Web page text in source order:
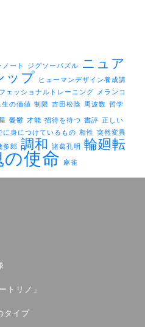
ノート ジグソーパズル
ニュア
ップ
ヒューマンデザイン養成講
ェッショナルトレーニング
メランコ
生の価値 制限 吉田松陰 周波数 哲学
憂鬱 才能 招待を待つ 書評 正しい
に身につけているもの 相性 突然変異
多郎 調和 諸葛孔明 輪廻転
の使命 麻雀
トリノ」
タイプ